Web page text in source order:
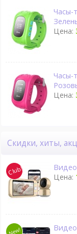
Часы-
Цена:
Часы-
Цена:
Скидки, хиты,
Цена: